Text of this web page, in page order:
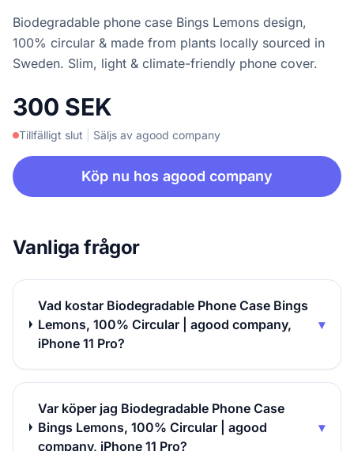
Biodegradable phone case Bings Lemons design,
100% circular & made from plants locally sourced in
Sweden. Slim, light & climate-friendly phone cover.
300 SEK
Tillfälligt slut Säljs av agood company
Köp nu hos agood company
Vanliga frågor
Vad kostar Biodegradable Phone Case Bings
Lemons, 100% Circular | agood company,
iPhone 11 Pro?
▾
Var köper jag Biodegradable Phone Case
Bings Lemons, 100% Circular | agood
company, iPhone 11 Pro?
▾